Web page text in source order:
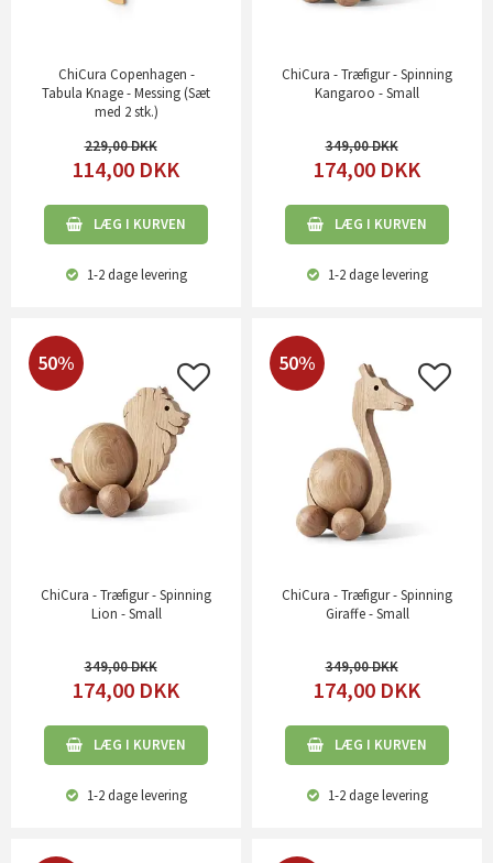
ChiCura Copenhagen -
Tabula Knage - Messing (Sæt
med 2 stk.)
229,00
114,00 DKK
LÆG I KURVEN
1-2 dagelevering
ChiCura - Træfigur - Spinning
Kangaroo - Small
349,00
174,00 DKK
LÆG I KURVEN
1-2 dagelevering
50%
ChiCura - Træfigur - Spinning
Lion - Small
349,00
174,00 DKK
LÆG I KURVEN
1-2 dagelevering
50%
ChiCura - Træfigur - Spinning
Giraffe - Small
349,00
174,00 DKK
LÆG I KURVEN
1-2 dagelevering